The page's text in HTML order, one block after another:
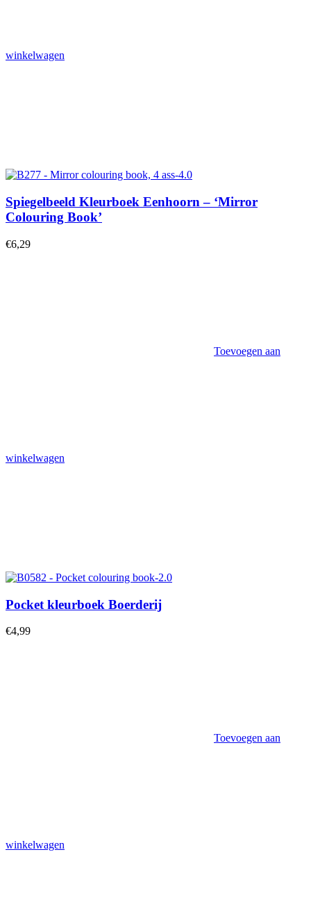
winkelwagen
Spiegelbeeld Kleurboek Eenhoorn – ‘Mirror
Colouring Book’
€6,29
Toevoegen aan
winkelwagen
Pocket kleurboek Boerderij
€4,99
Toevoegen aan
winkelwagen